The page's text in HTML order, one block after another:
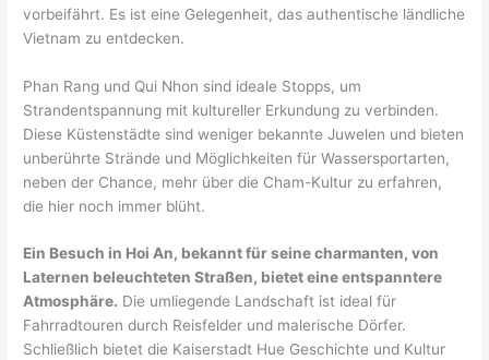
vorbeifährt. Es ist eine Gelegenheit, das authentische ländliche
Vietnam zu entdecken.
Phan Rang und Qui Nhon sind ideale Stopps, um
Strandentspannung mit kultureller Erkundung zu verbinden.
Diese Küstenstädte sind weniger bekannte Juwelen und bieten
unberührte Strände und Möglichkeiten für Wassersportarten,
neben der Chance, mehr über die Cham-Kultur zu erfahren,
die hier noch immer blüht.
Ein Besuch in Hoi An, bekannt für seine charmanten, von
Laternen beleuchteten Straßen, bietet eine entspanntere
Atmosphäre. Die umliegende Landschaft ist ideal für
Fahrradtouren durch Reisfelder und malerische Dörfer.
Schließlich bietet die Kaiserstadt Hue Geschichte und Kultur